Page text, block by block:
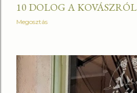
10 DOLOG A KOVÁSZRÓL
Megosztás